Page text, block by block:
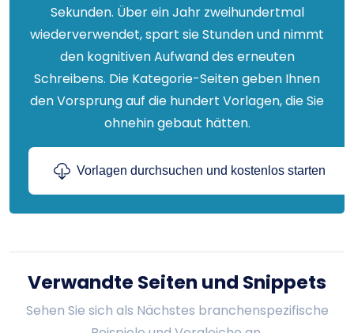
Sekunden. Über ein Jahr zweihundertmal
wiederverwendet, spart sie Stunden und nimmt
den kognitiven Aufwand des erneuten
Schreibens. Die Kategorie-Seiten geben Ihnen
den Vorsprung auf die hundert Vorlagen, die Sie
ohnehin gebaut hätten.
Vorlagen durchsuchen und kostenlos starten
Verwandte Seiten und Snippets
Sehen Sie sich als Nächstes branchenspezifische